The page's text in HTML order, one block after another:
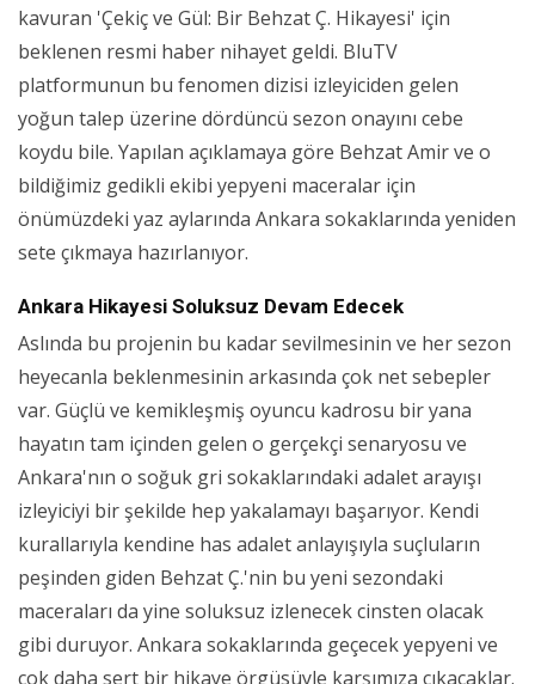
kavuran 'Çekiç ve Gül: Bir Behzat Ç. Hikayesi' için
beklenen resmi haber nihayet geldi. BluTV
platformunun bu fenomen dizisi izleyiciden gelen
yoğun talep üzerine dördüncü sezon onayını cebe
koydu bile. Yapılan açıklamaya göre Behzat Amir ve o
bildiğimiz gedikli ekibi yepyeni maceralar için
önümüzdeki yaz aylarında Ankara sokaklarında yeniden
sete çıkmaya hazırlanıyor.
Ankara Hikayesi Soluksuz Devam Edecek
Aslında bu projenin bu kadar sevilmesinin ve her sezon
heyecanla beklenmesinin arkasında çok net sebepler
var. Güçlü ve kemikleşmiş oyuncu kadrosu bir yana
hayatın tam içinden gelen o gerçekçi senaryosu ve
Ankara'nın o soğuk gri sokaklarındaki adalet arayışı
izleyiciyi bir şekilde hep yakalamayı başarıyor. Kendi
kurallarıyla kendine has adalet anlayışıyla suçluların
peşinden giden Behzat Ç.'nin bu yeni sezondaki
maceraları da yine soluksuz izlenecek cinsten olacak
gibi duruyor. Ankara sokaklarında geçecek yepyeni ve
çok daha sert bir hikaye örgüsüyle karşımıza çıkacaklar.